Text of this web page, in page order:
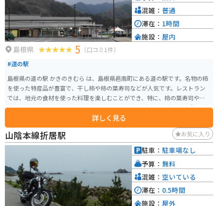
部を走る国道187号線は、ワインディングロードが続き、ツーリングにも最適
なルートです。道の駅 むいかいち温泉で休憩しながら、自然豊かな景色を楽
しむのはいかがでしょうか。
島根県 5 （口コミ1件）
#道の駅
島根県の道の駅 かきのきむら は、島根県邑南町にある道の駅です。名物の柿
を使った特産品が豊富で、干し柿や柿の葉寿司などが人気です。レストラン
では、地元の食材を使った料理を楽しむことができ、特に、柿の葉寿司や、
猪肉うどんがおすすめです。 バイクで訪れる場合、駐車場も広く、休憩場所
としても最適です。道の駅周辺には、自然豊かな景色が広がっており、ツー
リングにも最適なエリアです。道の駅から少し足をのばせば、断魚渓や、香
木の森公園など、自然を満喫できる観光スポットもあります。秋には、紅葉も
楽しむことができます。 邑南町は、自然豊かな場所で、特産品としては、柿
の他に、ブルーベリーや、ワインなども有名です。道の駅 かきのきむら は、
そんな邑南町の魅力を満喫できるスポットです。
詳しく見る
混雑： 普通
滞在： 1時間
施設： 屋内
山陰本線折居駅 お気に入り
駐車： 駐車場なし
予算： 無料
混雑： 空いている
滞在： 0.5時間
施設： 屋外